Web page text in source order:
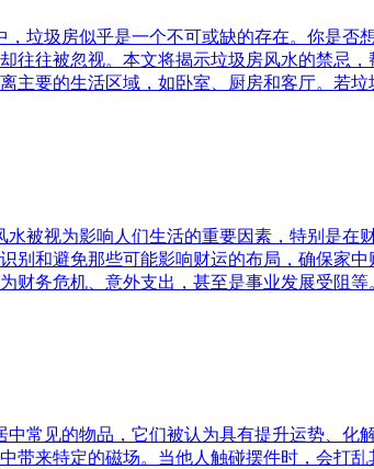
垃圾房似乎是一个不可或缺的存在。你是
往往被忽视。本文将揭示垃圾房风水的禁忌
主要的生活区域，如卧室、厨房和客厅。若
被视为影响人们生活的重要因素，特别是
别和避免那些可能影响财运的布局，确保家
财务危机、意外支出，甚至是事业发展受阻等
常见的物品，它们被认为具有提升运势、
带来特定的磁场。当他人触碰摆件时，会打